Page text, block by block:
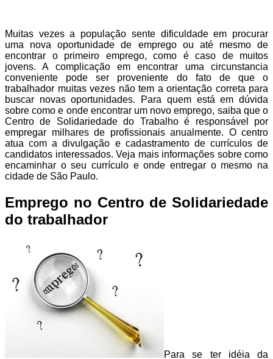
Muitas vezes a população sente dificuldade em procurar
uma nova oportunidade de emprego ou até mesmo de
encontrar o primeiro emprego, como é caso de muitos
jovens. A complicação em encontrar uma circunstancia
conveniente pode ser proveniente do fato de que o
trabalhador muitas vezes não tem a orientação correta para
buscar novas oportunidades. Para quem está em dúvida
sobre como e onde encontrar um novo emprego, saiba que o
Centro de Solidariedade do Trabalho é responsável por
empregar milhares de profissionais anualmente. O centro
atua com a divulgação e cadastramento de currículos de
candidatos interessados. Veja mais informações sobre como
encaminhar o seu currículo e onde entregar o mesmo na
cidade de São Paulo.
Emprego no Centro de Solidariedade
do trabalhador
Para se ter idéia da